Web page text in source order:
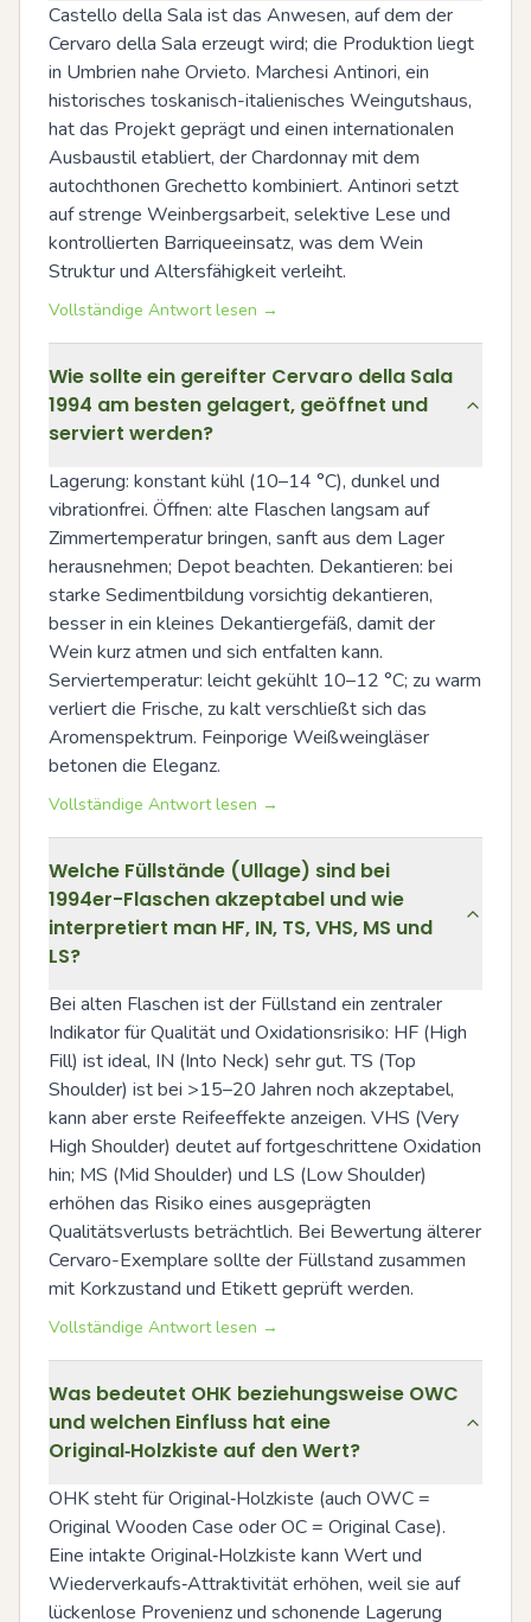
Castello della Sala ist das Anwesen, auf dem der
Cervaro della Sala erzeugt wird; die Produktion liegt
in Umbrien nahe Orvieto. Marchesi Antinori, ein
historisches toskanisch-italienisches Weingutshaus,
hat das Projekt geprägt und einen internationalen
Ausbaustil etabliert, der Chardonnay mit dem
autochthonen Grechetto kombiniert. Antinori setzt
auf strenge Weinbergsarbeit, selektive Lese und
kontrollierten Barriqueeinsatz, was dem Wein
Struktur und Altersfähigkeit verleiht.
Vollständige Antwort lesen →
Wie sollte ein gereifter Cervaro della Sala
1994 am besten gelagert, geöffnet und
serviert werden?
Lagerung: konstant kühl (10–14 °C), dunkel und
vibrationfrei. Öffnen: alte Flaschen langsam auf
Zimmertemperatur bringen, sanft aus dem Lager
herausnehmen; Depot beachten. Dekantieren: bei
starke Sedimentbildung vorsichtig dekantieren,
besser in ein kleines Dekantiergefäß, damit der
Wein kurz atmen und sich entfalten kann.
Serviertemperatur: leicht gekühlt 10–12 °C; zu warm
verliert die Frische, zu kalt verschließt sich das
Aromenspektrum. Feinporige Weißweingläser
betonen die Eleganz.
Vollständige Antwort lesen →
Welche Füllstände (Ullage) sind bei
1994er-Flaschen akzeptabel und wie
interpretiert man HF, IN, TS, VHS, MS und
LS?
Bei alten Flaschen ist der Füllstand ein zentraler
Indikator für Qualität und Oxidationsrisiko: HF (High
Fill) ist ideal, IN (Into Neck) sehr gut. TS (Top
Shoulder) ist bei >15–20 Jahren noch akzeptabel,
kann aber erste Reifeeffekte anzeigen. VHS (Very
High Shoulder) deutet auf fortgeschrittene Oxidation
hin; MS (Mid Shoulder) und LS (Low Shoulder)
erhöhen das Risiko eines ausgeprägten
Qualitätsverlusts beträchtlich. Bei Bewertung älterer
Cervaro-Exemplare sollte der Füllstand zusammen
mit Korkzustand und Etikett geprüft werden.
Vollständige Antwort lesen →
Was bedeutet OHK beziehungsweise OWC
und welchen Einfluss hat eine
Original‑Holzkiste auf den Wert?
OHK steht für Original‑Holzkiste (auch OWC =
Original Wooden Case oder OC = Original Case).
Eine intakte Original‑Holzkiste kann Wert und
Wiederverkaufs‑Attraktivität erhöhen, weil sie auf
lückenlose Provenienz und schonende Lagerung